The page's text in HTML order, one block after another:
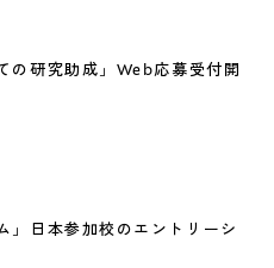
の研究助成」Web応募受付開
」日本参加校のエントリーシ